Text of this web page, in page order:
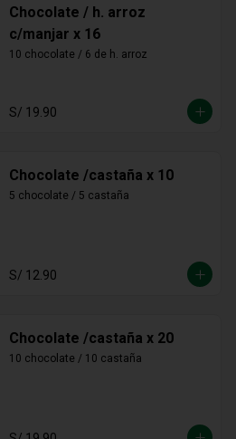
Chocolate / h. arroz
c/manjar x 16
10 chocolate / 6 de h. arroz
S/ 19.90
Chocolate /castaña x 10
5 chocolate / 5 castaña
S/ 12.90
Chocolate /castaña x 20
10 chocolate / 10 castaña